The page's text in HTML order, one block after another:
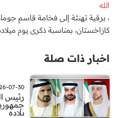
الله
، برقية تهنئة إلى فخامة قاسم
كازاخستان، بمناسبة ذكرى يوم
اخبار ذات صلة
07-30 | 12:14
رئيس
بلاده